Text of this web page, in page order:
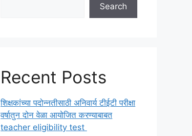
Search
Recent Posts
शिक्षकांच्या पदोन्नतीसाठी अनिवार्य टीईटी परीक्षा
वर्षातुन दोन वेळा आयोजित करण्याबाबत
teacher eligibility test